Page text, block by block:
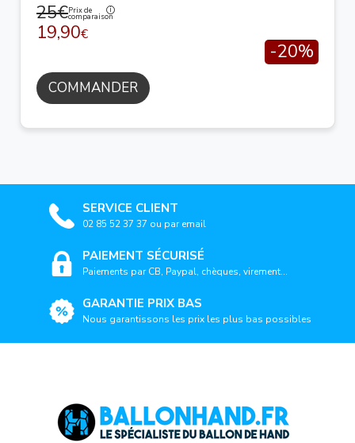
25€Prix de
comparaison
19,90€
-20%
COMMANDER
SERVICE CLIENT
02 85 52 37 37 ou par email
PAIEMENT SÉCURISÉ
Paiements par CB, Paypal, chèques, virement...
GARANTIE PRIX BAS
Nous garantissons les prix les plus bas possibles